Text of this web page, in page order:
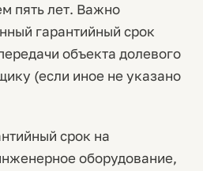
пять лет. Важно
гарантийный срок
объекта долевого
(если иное не указано
срок на
оборудование,